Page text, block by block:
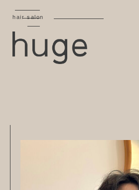
hair salon